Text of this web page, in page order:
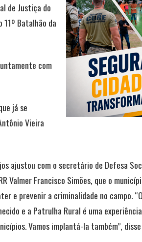
de Justiça do
Batalhão da
com
já se
Vieira
ajustou com o secretário de Defesa
Valmer Francisco Simões, que o
e prevenir a criminalidade no campo.
e a Patrulha Rural é uma
Vamos implantá-la também”,